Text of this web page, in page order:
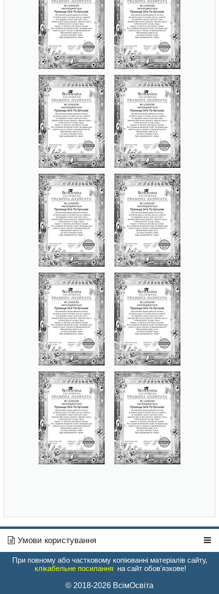
Умови користування
При повному або частковому копіюванні матеріалів сайту,
клікабельне посилання на сайт обов'язкове!
© 2018-2026 ВсімОсвіта